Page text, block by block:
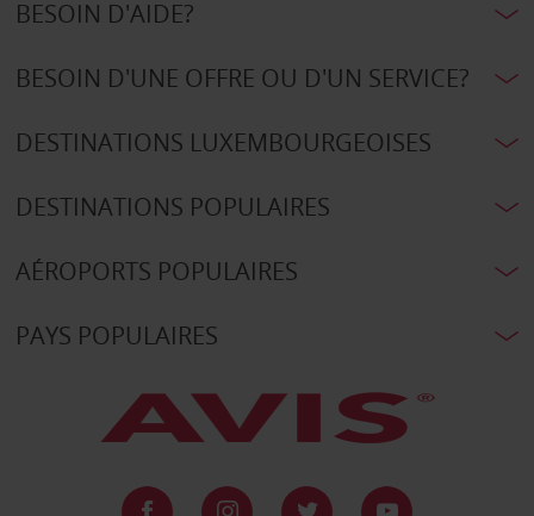
BESOIN D'AIDE?
BESOIN D'UNE OFFRE OU D'UN SERVICE?
DESTINATIONS LUXEMBOURGEOISES
DESTINATIONS POPULAIRES
AÉROPORTS POPULAIRES
PAYS POPULAIRES